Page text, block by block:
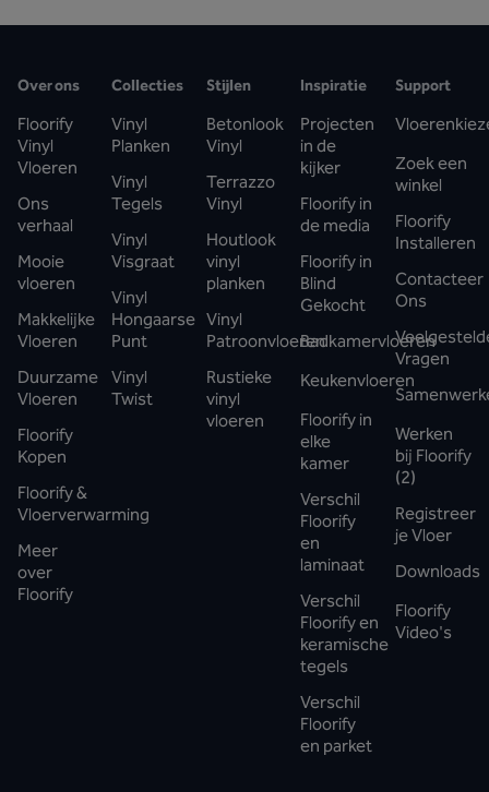
Over ons
Floorify
Vinyl
Vloeren
Ons
verhaal
Mooie
vloeren
Makkelijke
Vloeren
Duurzame
Vloeren
Floorify
Kopen
Floorify &
Vloerverwarming
Meer
over
Floorify
Collecties
Vinyl
Planken
Vinyl
Tegels
Vinyl
Visgraat
Vinyl
Hongaarse
Punt
Vinyl
Twist
Stijlen
Betonlook
Vinyl
Terrazzo
Vinyl
Houtlook
vinyl
planken
Vinyl
Patroonvloeren
Rustieke
vinyl
vloeren
Inspiratie
Projecten
in de
kijker
Floorify in
de media
Floorify in
Blind
Gekocht
Badkamervloeren
Keukenvloeren
Floorify in
elke
kamer
Verschil
Floorify
en
laminaat
Verschil
Floorify en
keramische
tegels
Verschil
Floorify
en parket
Support
Zoek een
winkel
Floorify
Installeren
Contacteer
Ons
Vragen
Werken
bij Floorify
(2)
Registreer
je Vloer
Downloads
Floorify
Video's